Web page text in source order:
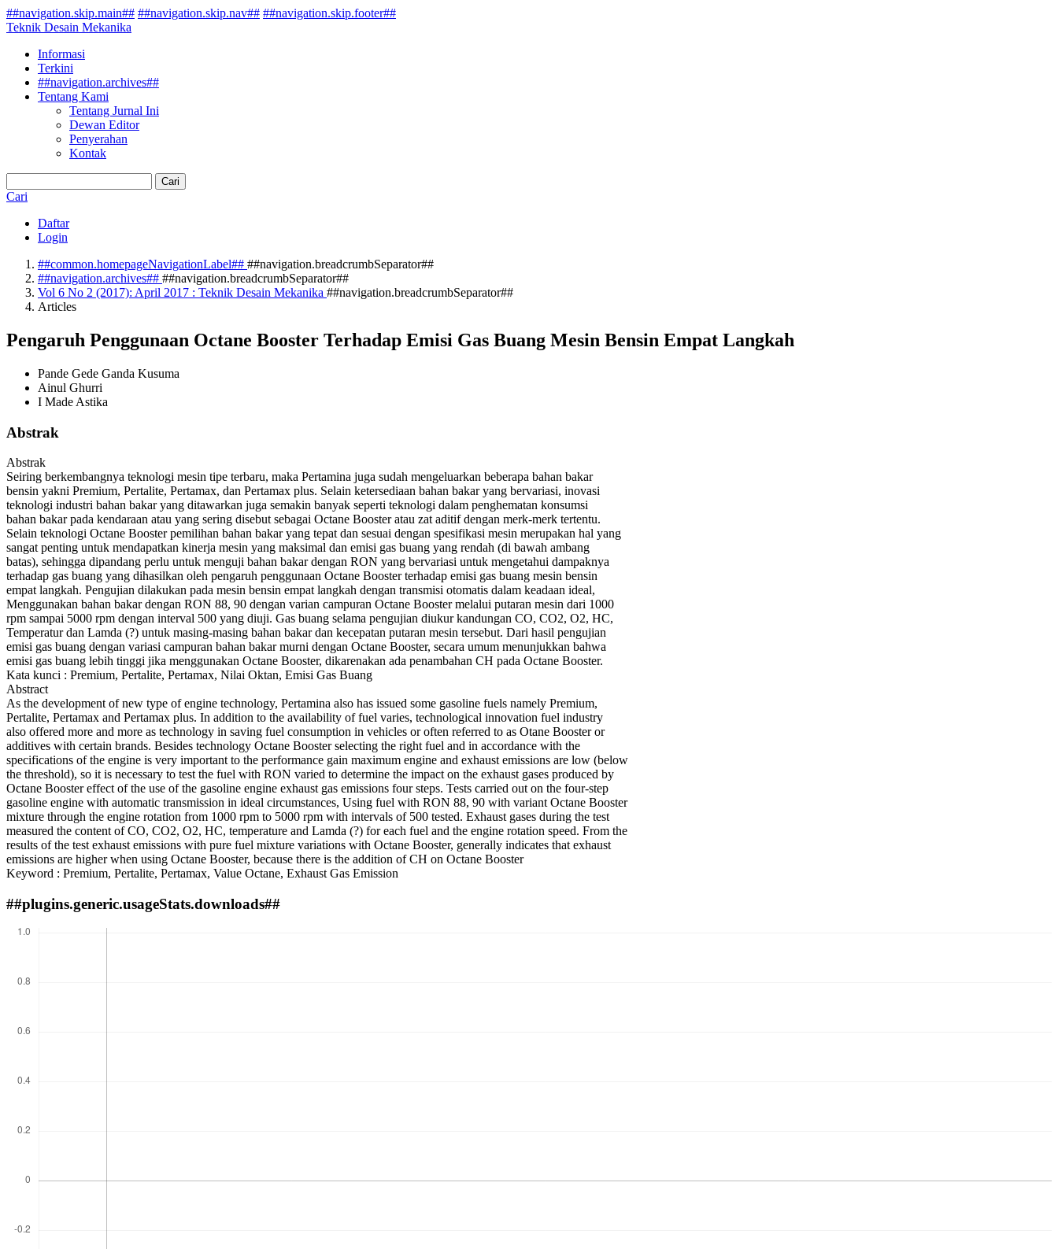
##navigation.skip.main## ##navigation.skip.nav## ##navigation.skip.footer##
Teknik Desain Mekanika
Informasi
Terkini
##navigation.archives##
Tentang Kami
Tentang Jurnal Ini
Dewan Editor
Penyerahan
Kontak
Cari
Cari
Daftar
Login
##common.homepageNavigationLabel## ##navigation.breadcrumbSeparator##
##navigation.archives## ##navigation.breadcrumbSeparator##
Vol 6 No 2 (2017): April 2017 : Teknik Desain Mekanika ##navigation.breadcrumbSeparator##
Articles
Pengaruh Penggunaan Octane Booster Terhadap Emisi Gas Buang Mesin Bensin Empat Langkah
Pande Gede Ganda Kusuma
Ainul Ghurri
I Made Astika
Abstrak
Abstrak
Seiring berkembangnya teknologi mesin tipe terbaru, maka Pertamina juga sudah mengeluarkan beberapa bahan bakar
bensin yakni Premium, Pertalite, Pertamax, dan Pertamax plus. Selain ketersediaan bahan bakar yang bervariasi, inovasi
teknologi industri bahan bakar yang ditawarkan juga semakin banyak seperti teknologi dalam penghematan konsumsi
bahan bakar pada kendaraan atau yang sering disebut sebagai Octane Booster atau zat aditif dengan merk-merk tertentu.
Selain teknologi Octane Booster pemilihan bahan bakar yang tepat dan sesuai dengan spesifikasi mesin merupakan hal yang
sangat penting untuk mendapatkan kinerja mesin yang maksimal dan emisi gas buang yang rendah (di bawah ambang
batas), sehingga dipandang perlu untuk menguji bahan bakar dengan RON yang bervariasi untuk mengetahui dampaknya
terhadap gas buang yang dihasilkan oleh pengaruh penggunaan Octane Booster terhadap emisi gas buang mesin bensin
empat langkah. Pengujian dilakukan pada mesin bensin empat langkah dengan transmisi otomatis dalam keadaan ideal,
Menggunakan bahan bakar dengan RON 88, 90 dengan varian campuran Octane Booster melalui putaran mesin dari 1000
rpm sampai 5000 rpm dengan interval 500 yang diuji. Gas buang selama pengujian diukur kandungan CO, CO2, O2, HC,
Temperatur dan Lamda (?) untuk masing-masing bahan bakar dan kecepatan putaran mesin tersebut. Dari hasil pengujian
emisi gas buang dengan variasi campuran bahan bakar murni dengan Octane Booster, secara umum menunjukkan bahwa
emisi gas buang lebih tinggi jika menggunakan Octane Booster, dikarenakan ada penambahan CH pada Octane Booster.
Kata kunci : Premium, Pertalite, Pertamax, Nilai Oktan, Emisi Gas Buang
Abstract
As the development of new type of engine technology, Pertamina also has issued some gasoline fuels namely Premium,
Pertalite, Pertamax and Pertamax plus. In addition to the availability of fuel varies, technological innovation fuel industry
also offered more and more as technology in saving fuel consumption in vehicles or often referred to as Otane Booster or
additives with certain brands. Besides technology Octane Booster selecting the right fuel and in accordance with the
specifications of the engine is very important to the performance gain maximum engine and exhaust emissions are low (below
the threshold), so it is necessary to test the fuel with RON varied to determine the impact on the exhaust gases produced by
Octane Booster effect of the use of the gasoline engine exhaust gas emissions four steps. Tests carried out on the four-step
gasoline engine with automatic transmission in ideal circumstances, Using fuel with RON 88, 90 with variant Octane Booster
mixture through the engine rotation from 1000 rpm to 5000 rpm with intervals of 500 tested. Exhaust gases during the test
measured the content of CO, CO2, O2, HC, temperature and Lamda (?) for each fuel and the engine rotation speed. From the
results of the test exhaust emissions with pure fuel mixture variations with Octane Booster, generally indicates that exhaust
emissions are higher when using Octane Booster, because there is the addition of CH on Octane Booster
Keyword : Premium, Pertalite, Pertamax, Value Octane, Exhaust Gas Emission
##plugins.generic.usageStats.downloads##